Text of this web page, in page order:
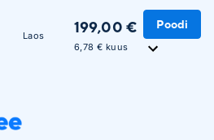
Laos 199,00 €
6,78 € kuus
Poodi